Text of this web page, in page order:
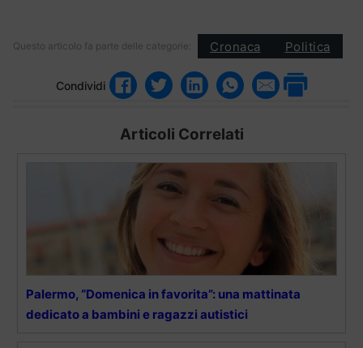
Questo articolo fa parte delle categorie: Cronaca Politica
Condividi
Articoli Correlati
Palermo, “Domenica in favorita”: una mattinata
dedicato a bambini e ragazzi autistici